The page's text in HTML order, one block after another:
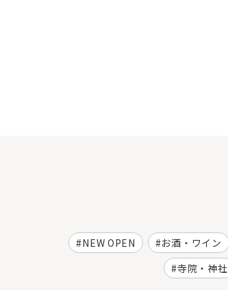
NEW OPEN お酒・ワイン
寺院・神社